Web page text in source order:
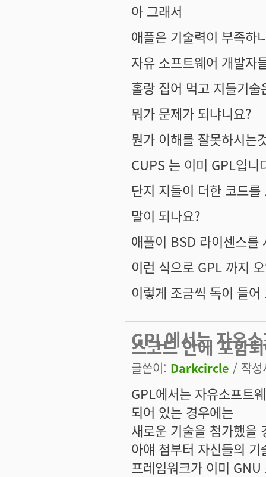
아 그래서
애플은 기술력이 부족하
자유 소프트웨어 개발자
홀랑 집어 먹고 지들기
뭐가 문제가 되냐니요?
뭔가 이해를 잘못하시는
CUPS 는 이미 GPL입니
단지 지들이 더한 코드
말이 되나요?
애플이 BSD 라이센스를
이런 식으로 GPL 까지
이렇게 조금씩 독이 들
GPL에서는 자유
스코드 안에 포함
글쓴이: Darkcircle / 작
GPL에서는 자유소프트
되어 있는 경우에는
새로운 기술을 첨가했을
아얘 첨부터 자신들의
프레임워크가 이미